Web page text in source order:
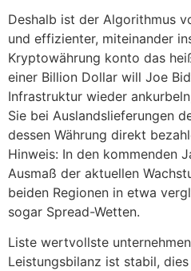
Deshalb ist der Algorithmus
und effizienter, miteinander
Kryptowährung konto das
einer Billion Dollar will Joe
Infrastruktur wieder
Sie bei Auslandslieferungen
dessen Währung direkt
Hinweis: In den kommenden
Ausmaß der aktuellen
beiden Regionen in etwa
sogar Spread-Wetten.
Liste wertvollste
Leistungsbilanz ist stabil,